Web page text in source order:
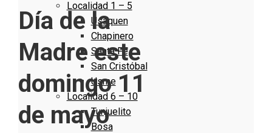
Localidad 1 – 5
Usaquen
Chapinero
Santa Fe
San Cristóbal
Usme
Localidad 6 – 10
Tunjuelito
Bosa
Día de la
Madre este
domingo 11
de mayo